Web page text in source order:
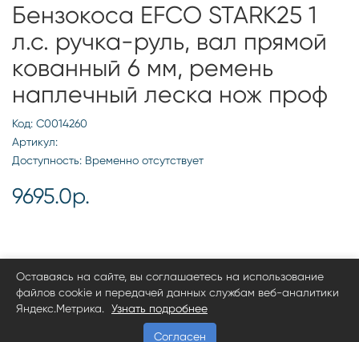
Бензокоса EFCO STARK25 1
л.с. ручка-руль, вал прямой
кованный 6 мм, ремень
наплечный леска нож проф
Код: С0014260
Артикул:
Доступность: Временно отсутствует
9695.0р.
Оставаясь на сайте, вы соглашаетесь на использование
файлов cookie и передачей данных службам веб-аналитики
Яндекс.Метрика.
Узнать подробнее
Согласен